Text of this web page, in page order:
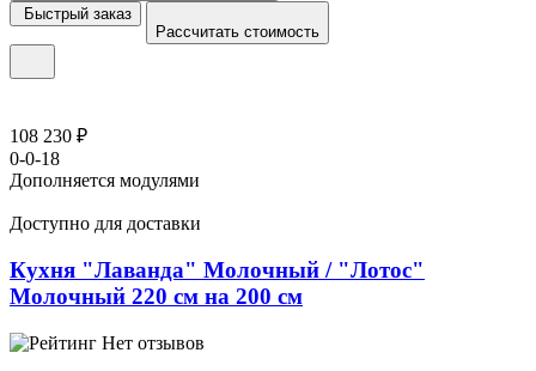
Быстрый заказ
Рассчитать стоимость
108 230 ₽
0-0-18
Дополняется модулями
Доступно для доставки
Кухня "Лаванда" Молочный / "Лотос"
Молочный 220 см на 200 см
Нет отзывов